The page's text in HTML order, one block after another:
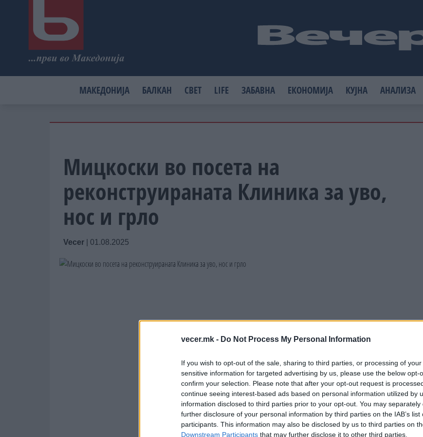
vecer.mk - Do Not Process My Personal Information
If you wish to opt-out of the sale, sharing to third parties, or processing of
sensitive information for targeted advertising by us, please use the below opt-
confirm your selection. Please note that after your opt-out request is
continue seeing interest-based ads based on personal information utilized by
information disclosed to third parties prior to your opt-out. You may
further disclosure of your personal information by third parties on the IAB’s list
participants. This information may also be disclosed by us to third parties on
Downstream Participants that may further disclose it to other third parties.
МАКЕДОНИЈА БАЛКАН СВЕТ LIFE ЗАБАВНА ЕКОНОМИЈА КУЈНА АНАЛИЗА
Мицкоски во посета на
реконструираната Клиника за уво,
нос и грло
Vecer 01.08.2025